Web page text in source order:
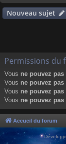
Nouveau sujet
Permissions du
Vous ne pouvez pas
Vous ne pouvez pas
Vous ne pouvez pas
Vous ne pouvez pas
Accueil du forum